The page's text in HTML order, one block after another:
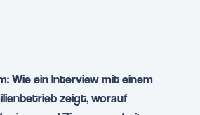
Wie ein Interview mit einem
zeigt, worauf